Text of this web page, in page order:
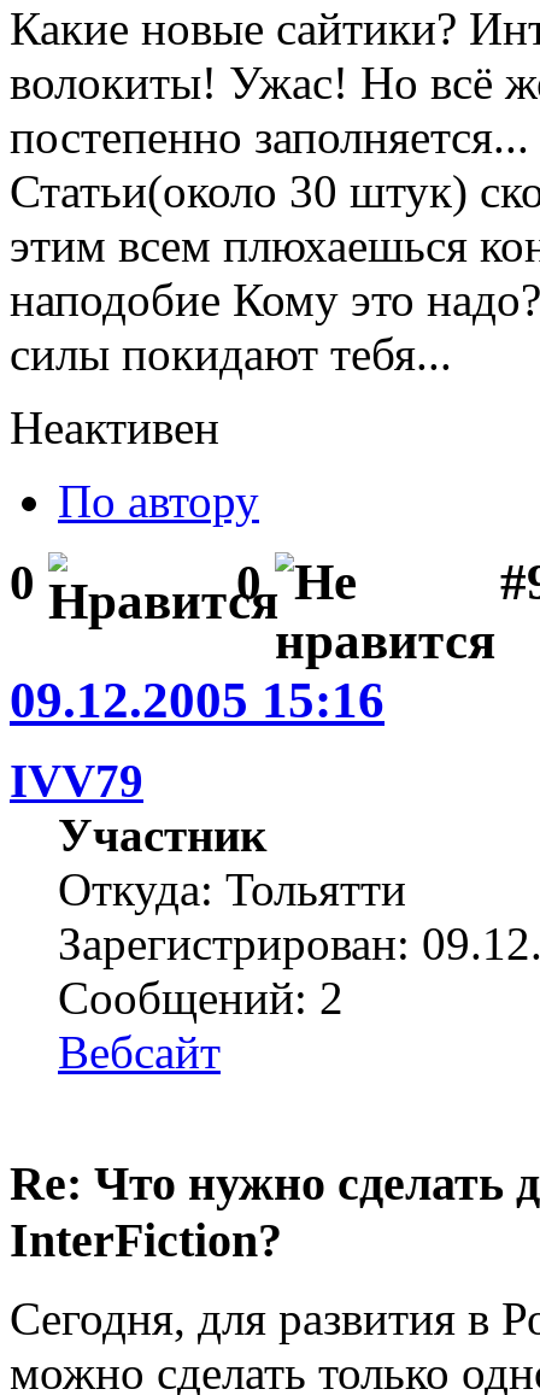
Какие новые сайтики?
волокиты! Ужас! Но всё
постепенно
Статьи(около 30 штук)
этим всем плюхаешься
наподобие Кому это
силы покидают тебя...
Неактивен
По автору
0 0
09.12.2005 15:16
IVV79
Участник
Откуда: Тольятти
Зарегистрирован:
Сообщений: 2
Вебсайт
Re: Что нужно сделать
InterFiction?
Сегодня, для развития в
можно сделать только